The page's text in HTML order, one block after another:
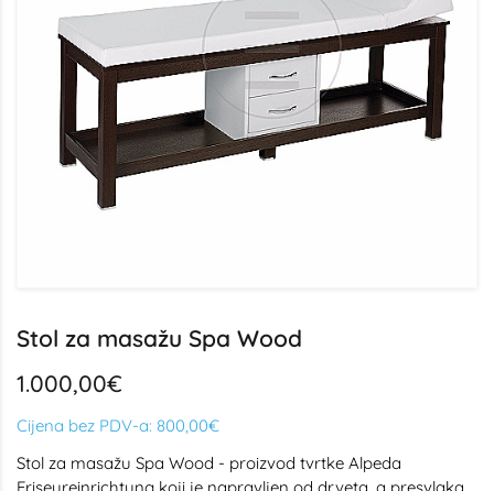
Stol za masažu Spa Wood
1.000,00€
Cijena bez PDV-a: 800,00€
Stol za masažu Spa Wood - proizvod tvrtke Alpeda